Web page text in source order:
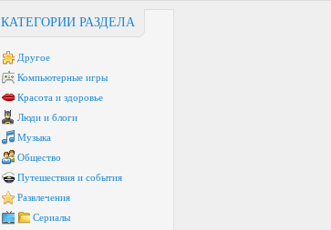
КАТЕГОРИИ РАЗДЕЛА
Другое
Компьютерные игры
Красота и здоровье
Люди и блоги
Музыка
Общество
Путешествия и события
Развлечения
Сериалы